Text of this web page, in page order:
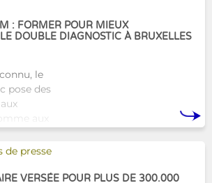
: FORMER POUR MIEUX
DOUBLE DIAGNOSTIC À BRUXELLES
le
pose des
aux
une réponse
formation
de presse
VERSÉE POUR PLUS DE 300.000